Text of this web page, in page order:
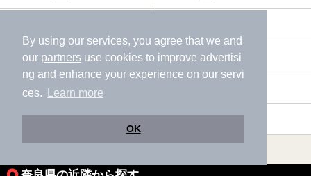
By using our services, you agree that we and
our partners use cookies to improve advertisi
ng and enhance your experience on our servi
ces.
Learn more
OK
生駒 157 鳥居前 157
南生駒 143